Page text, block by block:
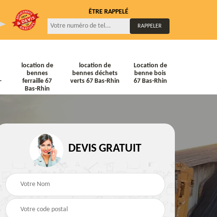
ÊTRE RAPPELÉ
location de
bennes
ferraille 67
Bas-Rhin
location de
bennes déchets
verts 67 Bas-Rhin
Location de
benne bois
67 Bas-Rhin
Location de bennes à
gravats 67 Bas-Rhin
Location de bennes
Tout venant 67 Bas-
DEVIS GRATUIT